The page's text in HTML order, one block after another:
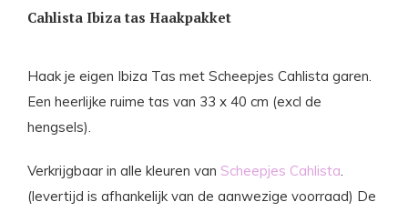
Cahlista Ibiza tas Haakpakket
Haak je eigen Ibiza Tas met Scheepjes Cahlista garen.
Een heerlijke ruime tas van 33 x 40 cm (excl de
hengsels).
Verkrijgbaar in alle kleuren van Scheepjes Cahlista.
(levertijd is afhankelijk van de aanwezige voorraad) De